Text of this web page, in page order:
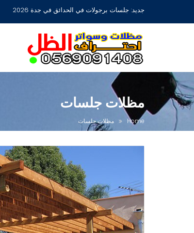
جديد: جلسات برجولات في الحدائق في جدة 2026
مظلات جلسات
Home مظلات جلسات